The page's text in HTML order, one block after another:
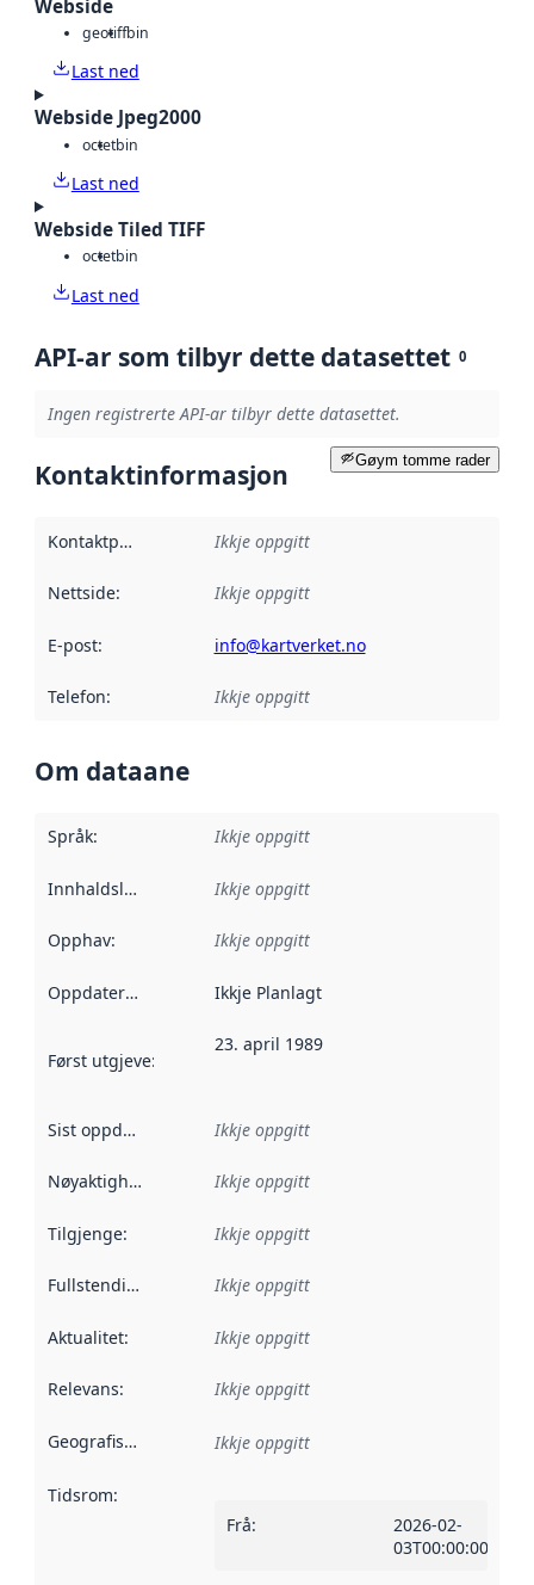
Webside
geotiffbin
Last ned
Webside Jpeg2000
octetbin
Last ned
Webside Tiled TIFF
octetbin
Last ned
API-ar som tilbyr dette datasettet 0
Ingen registrerte API-ar tilbyr dette datasettet.
Gøym tomme rader
Kontaktinformasjon
Kontaktpunkt Ikkje oppgitt
Nettside: Ikkje oppgitt
E-post: info@kartverket.no
Telefon: Ikkje oppgitt
Om dataane
Språk: Ikkje oppgitt
Innhaldsleverandørar :
Ikkje oppgitt
Opphav: Ikkje oppgitt
Oppdateringsfrekvens :
Ikkje Planlagt
Først utgjeve: Denne datoen seier når dataa i dette
23. april 1989
Sist oppdatert Ikkje oppgitt
Nøyaktigheit Ikkje oppgitt
Tilgjenge: Ikkje oppgitt
Fullstendigheit Ikkje oppgitt
Aktualitet: Ikkje oppgitt
Relevans: Ikkje oppgitt
Geografisk område Ikkje oppgitt
Tidsrom:
Frå:
2026-02-
03T00:00:00Z